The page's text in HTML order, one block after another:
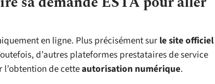
en ligne. Plus précisément surle site officiel
d’autres plateformes prestataires de service
de cetteautorisation numérique.